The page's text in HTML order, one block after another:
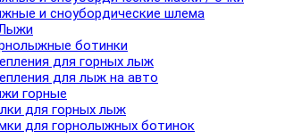
и сноубордические шлема
ботинки
для горных лыж
для лыж на авто
горные
для горных лыж
для горнолыжных ботинок